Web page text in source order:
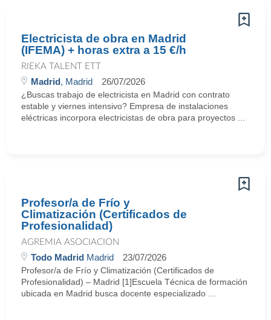
Electricista de obra en Madrid
(IFEMA) + horas extra a 15 €/h
RIEKA TALENT ETT
Madrid, Madrid 26/07/2026
¿Buscas trabajo de electricista en Madrid con contrato
estable y viernes intensivo? Empresa de instalaciones
eléctricas incorpora electricistas de obra para proyectos ...
Profesor/a de Frío y
Climatización (Certificados de
Profesionalidad)
AGREMIA ASOCIACION
Todo Madrid Madrid 23/07/2026
Profesor/a de Frío y Climatización (Certificados de
Profesionalidad) – Madrid [1]Escuela Técnica de formación
ubicada en Madrid busca docente especializado ...